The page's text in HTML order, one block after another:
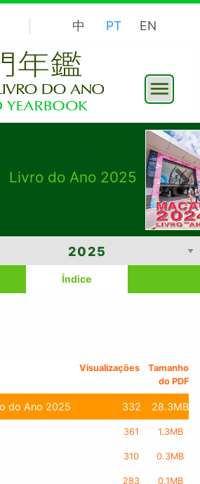
中 PT EN
Livro do Ano 2025
Índice
Visualizações
Tamanho
do PDF
do Ano 2025 332 28.3MB
361 1.3MB
310 0.3MB
283 0.1MB